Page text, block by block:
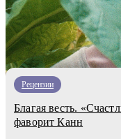
Рецензии
Благая весть.
фаворит Канн